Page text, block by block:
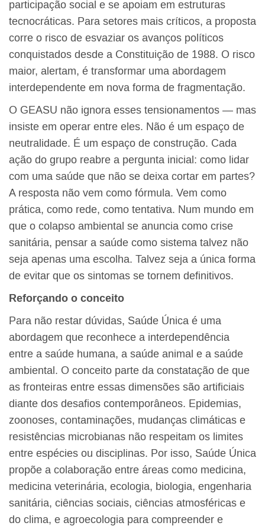
participação social e se apoiam em estruturas
tecnocráticas. Para setores mais críticos, a proposta
corre o risco de esvaziar os avanços políticos
conquistados desde a Constituição de 1988. O risco
maior, alertam, é transformar uma abordagem
interdependente em nova forma de fragmentação.
O GEASU não ignora esses tensionamentos — mas
insiste em operar entre eles. Não é um espaço de
neutralidade. É um espaço de construção. Cada
ação do grupo reabre a pergunta inicial: como lidar
com uma saúde que não se deixa cortar em partes?
A resposta não vem como fórmula. Vem como
prática, como rede, como tentativa. Num mundo em
que o colapso ambiental se anuncia como crise
sanitária, pensar a saúde como sistema talvez não
seja apenas uma escolha. Talvez seja a única forma
de evitar que os sintomas se tornem definitivos.
Reforçando o conceito
Para não restar dúvidas, Saúde Única é uma
abordagem que reconhece a interdependência
entre a saúde humana, a saúde animal e a saúde
ambiental. O conceito parte da constatação de que
as fronteiras entre essas dimensões são artificiais
diante dos desafios contemporâneos. Epidemias,
zoonoses, contaminações, mudanças climáticas e
resistências microbianas não respeitam os limites
entre espécies ou disciplinas. Por isso, Saúde Única
propõe a colaboração entre áreas como medicina,
medicina veterinária, ecologia, biologia, engenharia
sanitária, ciências sociais, ciências atmosféricas e
do clima, e agroecologia para compreender e